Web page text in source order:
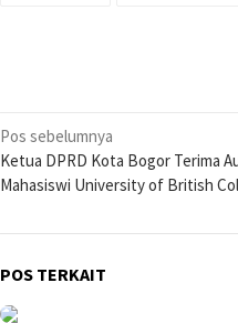
Navigasi
pos
Pos sebelumnya
Ketua DPRD Kota Bogor Terima
Mahasiswi University of British
POS TERKAIT